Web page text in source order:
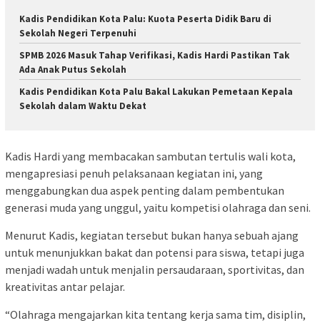
Kadis Pendidikan Kota Palu: Kuota Peserta Didik Baru di
Sekolah Negeri Terpenuhi
SPMB 2026 Masuk Tahap Verifikasi, Kadis Hardi Pastikan Tak
Ada Anak Putus Sekolah
Kadis Pendidikan Kota Palu Bakal Lakukan Pemetaan Kepala
Sekolah dalam Waktu Dekat
Kadis Hardi yang membacakan sambutan tertulis wali kota,
mengapresiasi penuh pelaksanaan kegiatan ini, yang
menggabungkan dua aspek penting dalam pembentukan
generasi muda yang unggul, yaitu kompetisi olahraga dan seni.
Menurut Kadis, kegiatan tersebut bukan hanya sebuah ajang
untuk menunjukkan bakat dan potensi para siswa, tetapi juga
menjadi wadah untuk menjalin persaudaraan, sportivitas, dan
kreativitas antar pelajar.
“Olahraga mengajarkan kita tentang kerja sama tim, disiplin,